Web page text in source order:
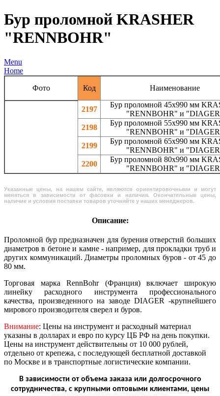
Бур проломной KRASHER
"RENNBOHR"
Menu
Home
Фото Код Наименование
2197
Бур проломной 45х990 мм
"RENNBOHR" и
2198
Бур проломной 55х990 мм
"RENNBOHR" и
2199
Бур проломной 65х990 мм
"RENNBOHR" и
2200
Бур проломной 80х990 мм
"RENNBOHR" и
Указанные цены, на нашем сайте, являются ориентировочными и могут
меняться в зависимости от фасовки и наличия. Окончательные цены,
наличие и условия поставки товаров уточняйте у наших менеджеров.
Описание:
Проломной бур предназначен для бурения отверстий больших
диаметров в бетоне и камне - например, для прокладки труб и
других коммуникаций. Диаметры проломных буров - от 45 до
80 мм.
Торговая марка RennBohr (Франция) включает широкую
линейку расходного инструмента профессионального
качества, произведенного на заводе DIAGER -крупнейшего
мирового производителя сверел и буров.
Внимание: Цены на инструмент и расходный материал
указаны в долларах и евро по курсу ЦБ РФ на день покупки.
Цены на инструмент действительны от 10 000 рублей,
отдельно от крепежа, с последующей бесплатной доставкой
по Москве и в транспортные логистические компании.
В зависимости от объема заказа или долгосрочного
сотрудничества, с крупными оптовыми клиентами, цены